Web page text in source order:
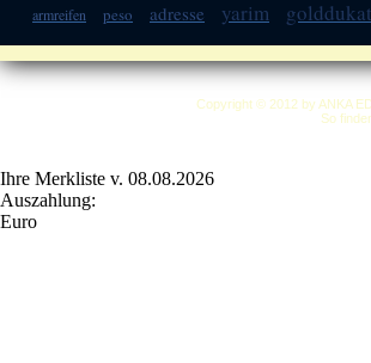
armreifen
peso adresse yarim
Copyright © 2012 by ANKA
So
Ihre Merkliste v. 08.08.2026
Auszahlung:
Euro